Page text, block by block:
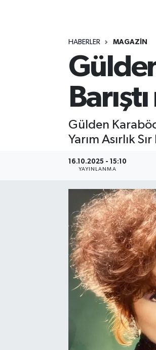
HABERLER MAGAZİN
Gülden
Yarım Asırlık
16.10.2025 - 15:10
YAYINLANMA
ÖZEL HABER
RESMİ İLANLAR
SPONSORLU YAZI
TEKNOLOJİ